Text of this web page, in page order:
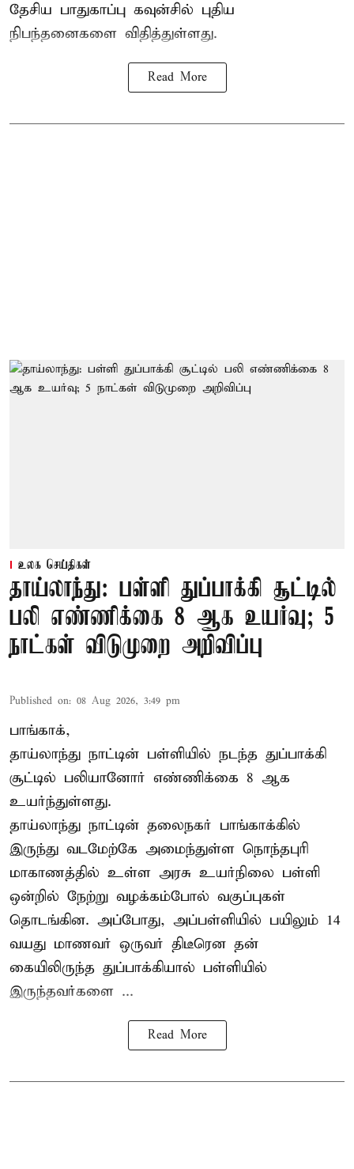
தேசிய பாதுகாப்பு கவுன்சில் புதிய
நிபந்தனைகளை விதித்துள்ளது.
Read More
உலக செய்திகள்
தாய்லாந்து: பள்ளி துப்பாக்கி சூட்டில்
பலி எண்ணிக்கை 8 ஆக உயர்வு; 5
நாட்கள் விடுமுறை அறிவிப்பு
Published on: 08 Aug 2026, 3:49 pm
பாங்காக்,
தாய்லாந்து நாட்டின் பள்ளியில் நடந்த துப்பாக்கி
சூட்டில் பலியானோர் எண்ணிக்கை 8 ஆக
உயர்ந்துள்ளது.
தாய்லாந்து நாட்டின் தலைநகர் பாங்காக்கில்
இருந்து வடமேற்கே அமைந்துள்ள நொந்தபுரி
மாகாணத்தில் உள்ள அரசு உயர்நிலை பள்ளி
ஒன்றில் நேற்று வழக்கம்போல் வகுப்புகள்
தொடங்கின. அப்போது, அப்பள்ளியில் பயிலும் 14
வயது மாணவர் ஒருவர் திடீரென தன்
கையிலிருந்த துப்பாக்கியால் பள்ளியில்
இருந்தவர்களை ...
Read More